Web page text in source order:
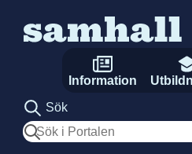
Information
Sök
Sök